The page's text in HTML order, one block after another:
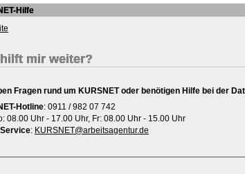
Hilfe
mir weiter?
Fragen rund um KURSNET oder benötigen Hilfe bei der
Hotline: 0911 / 982 07 742
08.00 Uhr - 17.00 Uhr, Fr: 08.00 Uhr - 15.00 Uhr
: KURSNET@arbeitsagentur.de